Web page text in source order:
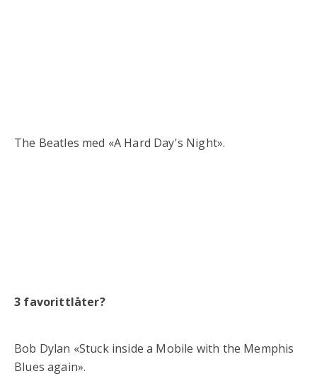
The Beatles med «A Hard Day's Night».
3 favorittlåter?
Bob Dylan «Stuck inside a Mobile with the Memphis
Blues again».